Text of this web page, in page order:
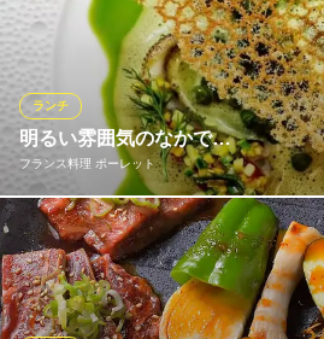
上質空間で味わう和食
名鉄線東岡崎駅北口 車10分
愛知県岡崎市井田新町3-5
壱松定食
1,850円(税込)
天婦羅定食
1,700円(税込)
ランチメニューをも
朝獲れ海鮮と天婦羅 壱松 北岡崎店
北岡崎で旬食材の天婦羅
愛知環状鉄道線北岡崎駅 徒歩5分
愛知県岡崎市日名中町4-11
家族・ご夫婦・女子会などのご利用に
ットとカフェメニューをお楽しみくだ
お付けできます。
Cafe du un Son
カフェ×岡崎
名鉄名古屋本線男川駅 徒歩13分
愛知県岡崎市明大寺町大圦48-14
明るい雰囲気のなかで…
フランス料理 ポーレット
ランチ
毎月、数回のみランチ営業を行な
インスタグラムでお知らせしおります
ットで検索をお願い致します。